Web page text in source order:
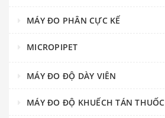
MÁY ĐO PHÂN CỰC KẾ
MICROPIPET
MÁY ĐO ĐỘ DÀY VIÊN
MÁY ĐO ĐỘ KHUẾCH TÁN THUỐC